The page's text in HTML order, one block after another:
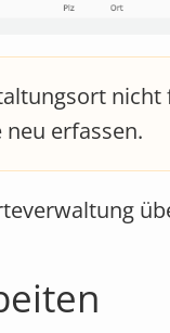
erfassen.